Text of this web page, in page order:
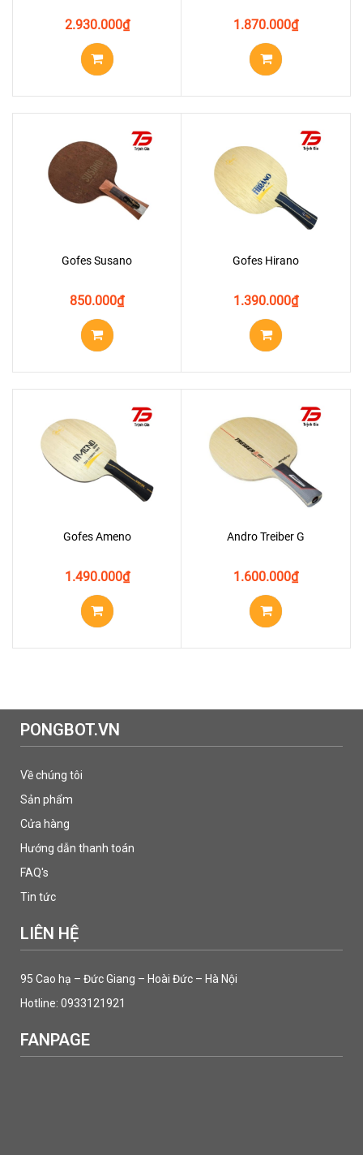
₫
2.930.000 ₫
1.870.000
Gofes Susano
₫
850.000
Gofes Hirano
₫
1.390.000
Gofes Ameno
₫
1.490.000
Andro Treiber G
₫
1.600.000
PONGBOT.VN
Về chúng tôi
Sản phẩm
Cửa hàng
Hướng dẫn thanh toán
FAQ's
Tin tức
LIÊN HỆ
95 Cao hạ – Đức Giang – Hoài Đức – Hà Nội
Hotline: 0933121921
FANPAGE